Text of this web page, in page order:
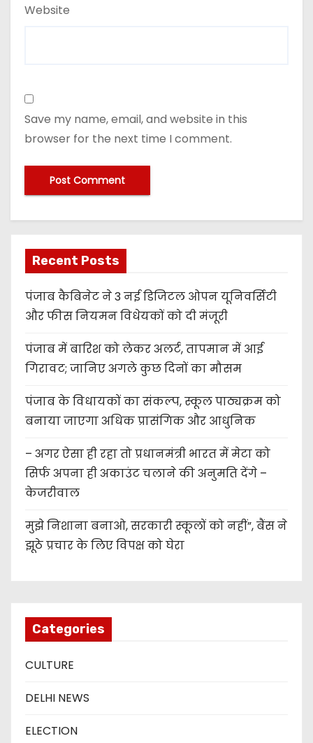
Website
Save my name, email, and website in this
browser for the next time I comment.
Recent Posts
पंजाब कैबिनेट ने 3 नई डिजिटल ओपन यूनिवर्सिटी
और फीस नियमन विधेयकों को दी मंजूरी
पंजाब में बारिश को लेकर अलर्ट, तापमान में आई
गिरावट; जानिए अगले कुछ दिनों का मौसम
पंजाब के विधायकों का संकल्प, स्कूल पाठ्यक्रम को
बनाया जाएगा अधिक प्रासंगिक और आधुनिक
– अगर ऐसा ही रहा तो प्रधानमंत्री भारत में मेटा को
सिर्फ अपना ही अकाउंट चलाने की अनुमति देंगे –
केजरीवाल
मुझे निशाना बनाओ, सरकारी स्कूलों को नहीं”, बैंस ने
झूठे प्रचार के लिए विपक्ष को घेरा
Categories
CULTURE
DELHI NEWS
ELECTION